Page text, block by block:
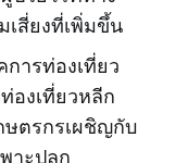
เสี่ยงที่เพิ่มขึ้น
การท่องเที่ยว
องเที่ยวหลีก
ษตรกรเผชิญกับ
าะปลูก